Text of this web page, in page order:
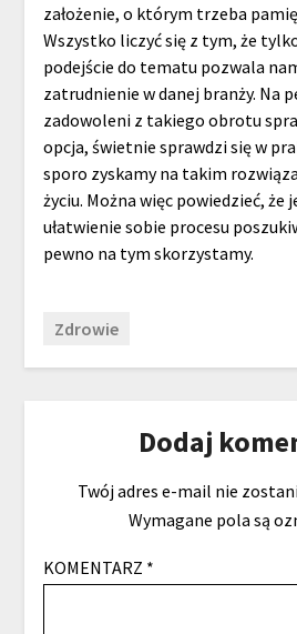
założenie, o którym trzeba
Wszystko liczyć się z tym, że
podejście do tematu pozwala
zatrudnienie w danej branży. Na
zadowoleni z takiego obrotu
opcja, świetnie sprawdzi się w
sporo zyskamy na takim
życiu. Można więc powiedzieć,
ułatwienie sobie procesu
pewno na tym skorzystamy.
Zdrowie
Dodaj
Twój adres e-mail nie
Wymagane pola są
KOMENTARZ *